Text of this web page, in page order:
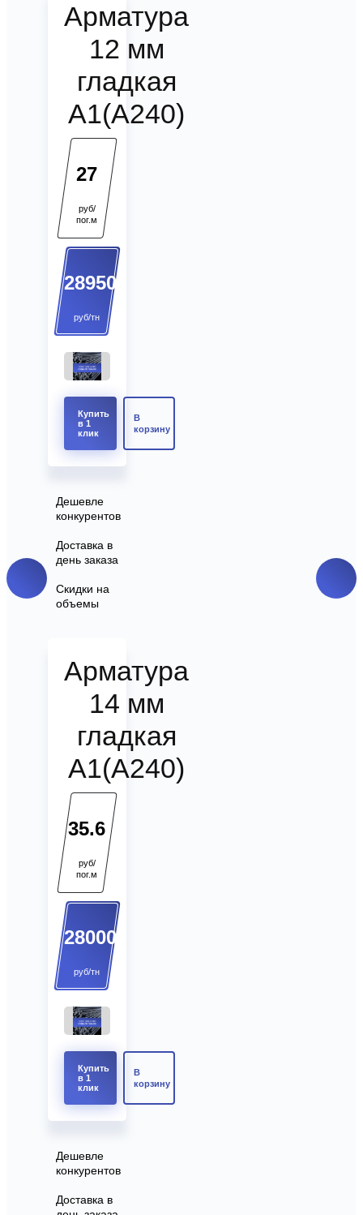
Арматура
12 мм
гладкая
А1(А240)
27
руб/
пог.м
28950
руб/тн
Купить
в 1
клик
В
корзину
Дешевле
конкурентов
Доставка в
день заказа
Скидки на
объемы
Арматура
14 мм
гладкая
А1(А240)
35.6
руб/
пог.м
28000
руб/тн
Купить
в 1
клик
В
корзину
Дешевле
конкурентов
Доставка в